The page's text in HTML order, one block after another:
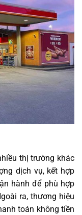
thị trường khác
dịch vụ, kết hợp
hành để phù hợp
ra, thương hiệu
toán không tiền